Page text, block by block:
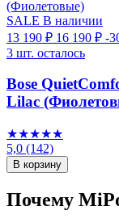
SALE В наличии
13 190 ₽ 16 190 ₽ -
3 шт. осталось
Bose
Lilac
★★★★★
5,0 (142)
В корзину
Почему